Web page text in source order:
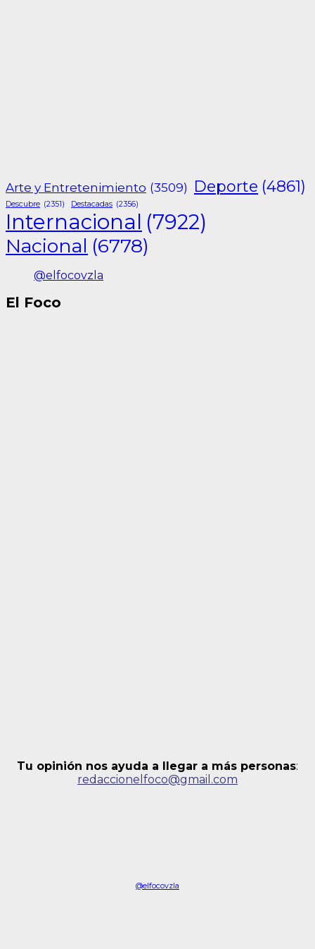
Arte y Entretenimiento (3509) Deporte (4861)
Descubre (2351) Destacadas (2356)
Internacional (7922)
Nacional (6778)
@elfocovzla
El Foco
Tu opinión nos ayuda a llegar a más personas:
redaccionelfoco@gmail.com
@elfocovzla